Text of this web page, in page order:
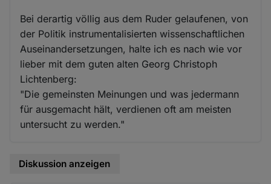
Bei derartig völlig aus dem Ruder gelaufenen, von
der Politik instrumentalisierten wissenschaftlichen
Auseinandersetzungen, halte ich es nach wie vor
lieber mit dem guten alten Georg Christoph
Lichtenberg:
"Die gemeinsten Meinungen und was jedermann
für ausgemacht hält, verdienen oft am meisten
untersucht zu werden."
Diskussion anzeigen